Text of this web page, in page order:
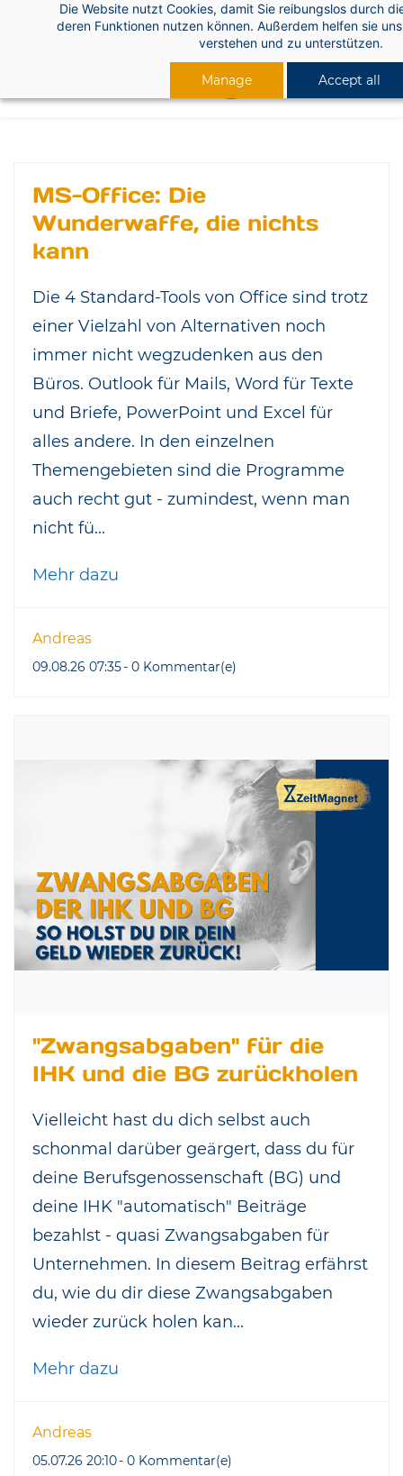
Die Website nutzt Cookies, damit Sie reibungslos durch
deren Funktionen nutzen können. Außerdem helfen sie
verstehen und zu unterstützen.
Manage Accept all
content
MS-Office: Die
Wunderwaffe, die nichts
kann
Die 4 Standard-Tools von Office sind trotz
einer Vielzahl von Alternativen noch
immer nicht wegzudenken aus den
Büros. Outlook für Mails, Word für Texte
und Briefe, PowerPoint und Excel für
alles andere. In den einzelnen
Themengebieten sind die Programme
auch recht gut - zumindest, wenn man
nicht fü...
Mehr dazu
Andreas
09.08.26 07:35- 0 Kommentar(e)
"Zwangsabgaben" für die
IHK und die BG zurückholen
Vielleicht hast du dich selbst auch
schonmal darüber geärgert, dass du für
deine Berufsgenossenschaft (BG) und
deine IHK "automatisch" Beiträge
bezahlst - quasi Zwangsabgaben für
Unternehmen. In diesem Beitrag erfährst
du, wie du dir diese Zwangsabgaben
wieder zurück holen kan...
Mehr dazu
Andreas
05.07.26 20:10- 0 Kommentar(e)